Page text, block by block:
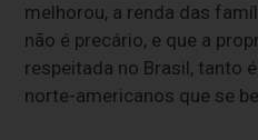
melhorou, a renda das
não é precário, e que a
respeitada no Brasil, tanto
norte-americanos que se